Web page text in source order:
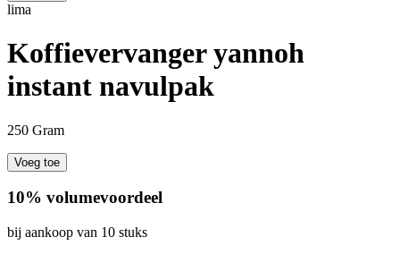
lima
Koffievervanger yannoh
instant navulpak
250 Gram
Voeg toe
10% volumevoordeel
bij aankoop van 10 stuks